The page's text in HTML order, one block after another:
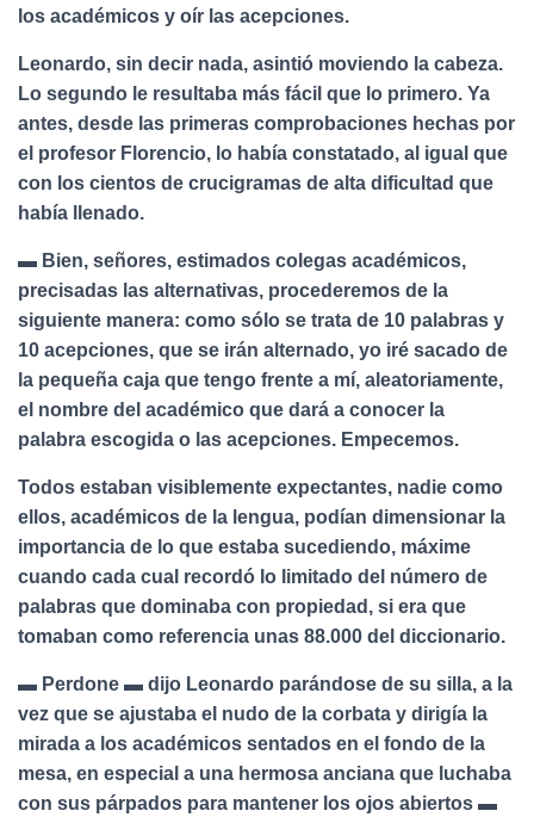
los académicos y oír las acepciones.
Leonardo, sin decir nada, asintió moviendo la cabeza.
Lo segundo le resultaba más fácil que lo primero. Ya
antes, desde las primeras comprobaciones hechas por
el profesor Florencio, lo había constatado, al igual que
con los cientos de crucigramas de alta dificultad que
había llenado.
▬ Bien, señores, estimados colegas académicos,
precisadas las alternativas, procederemos de la
siguiente manera: como sólo se trata de 10 palabras y
10 acepciones, que se irán alternado, yo iré sacado de
la pequeña caja que tengo frente a mí, aleatoriamente,
el nombre del académico que dará a conocer la
palabra escogida o las acepciones. Empecemos.
Todos estaban visiblemente expectantes, nadie como
ellos, académicos de la lengua, podían dimensionar la
importancia de lo que estaba sucediendo, máxime
cuando cada cual recordó lo limitado del número de
palabras que dominaba con propiedad, si era que
tomaban como referencia unas 88.000 del diccionario.
▬ Perdone ▬ dijo Leonardo parándose de su silla, a la
vez que se ajustaba el nudo de la corbata y dirigía la
mirada a los académicos sentados en el fondo de la
mesa, en especial a una hermosa anciana que luchaba
con sus párpados para mantener los ojos abiertos ▬